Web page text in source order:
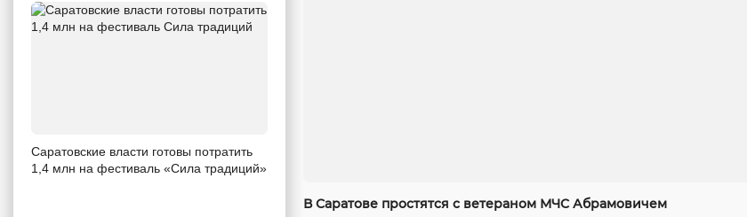
Саратовские власти готовы потратить
1,4 млн на фестиваль «Сила традиций»
В Саратове простятся с ветераном МЧС Абрамовичем